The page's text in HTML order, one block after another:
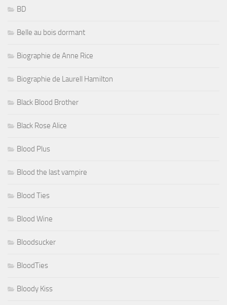
BD
Belle au bois dormant
Biographie de Anne Rice
Biographie de Laurell Hamilton
Black Blood Brother
Black Rose Alice
Blood Plus
Blood the last vampire
Blood Ties
Blood Wine
Bloodsucker
BloodTies
Bloody Kiss